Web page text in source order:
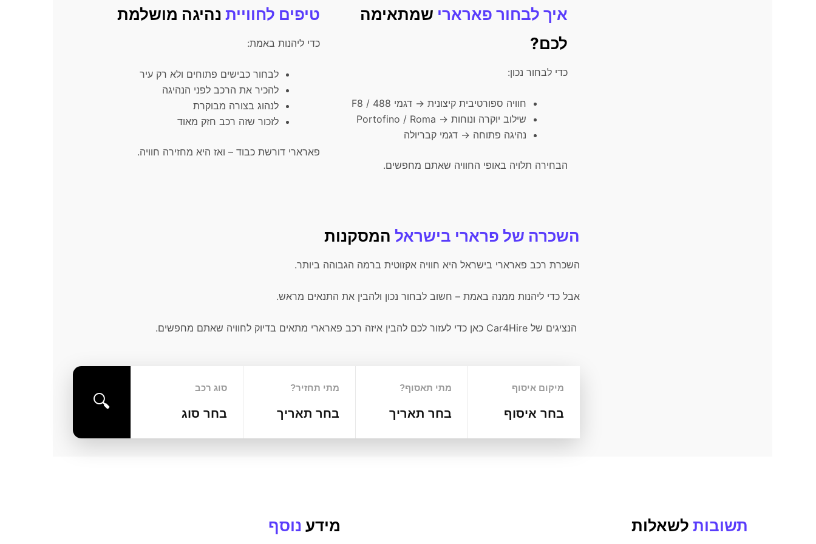
איך לבחור פארארי שמתאימה
לכם?
כדי לבחור נכון:
חוויה ספורטיבית קיצונית → דגמי F8 / 488
שילוב יוקרה ונוחות → Portofino / Roma
נהיגה פתוחה → דגמי קבריולה
הבחירה תלויה באופי החוויה שאתם מחפשים.
טיפים לחוויית נהיגה מושלמת
כדי ליהנות באמת:
לבחור כבישים פתוחים ולא רק עיר
להכיר את הרכב לפני הנהיגה
לנהוג בצורה מבוקרת
לזכור שזה רכב חזק מאוד
פארארי דורשת כבוד – ואז היא מחזירה חוויה.
השכרה של פרארי בישראל המסקנות
השכרת רכב פארארי בישראל היא חוויה אקזוטית ברמה הגבוהה ביותר.
אבל כדי ליהנות ממנה באמת – חשוב לבחור נכון ולהבין את התנאים מראש.
הנציגים של Car4Hire כאן כדי לעזור לכם להבין איזה רכב פארארי מתאים בדיוק לחוויה שאתם מחפשים.
מיקום איסוף
בחר איסוף
מתי תאסוף?
בחר תאריך
מתי תחזיר?
בחר תאריך
סוג רכב
בחר סוג
🔍
תשובות לשאלות מידע נוסף